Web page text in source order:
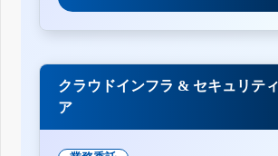
クラウドインフラ & セキュリテ
ア